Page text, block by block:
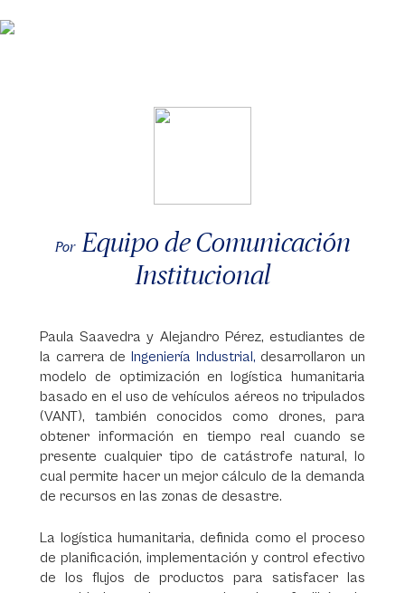
Por Equipo de Comunicación
Institucional
Paula Saavedra y Alejandro Pérez, estudiantes de
la carrera de Ingeniería Industrial, desarrollaron un
modelo de optimización en logística humanitaria
basado en el uso de vehículos aéreos no tripulados
(VANT), también conocidos como drones, para
obtener información en tiempo real cuando se
presente cualquier tipo de catástrofe natural, lo
cual permite hacer un mejor cálculo de la demanda
de recursos en las zonas de desastre.
La logística humanitaria, definida como el proceso
de planificación, implementación y control efectivo
de los flujos de productos para satisfacer las